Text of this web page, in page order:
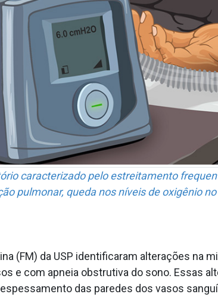
caracterizado pelo estreitamento
pulmonar, queda nos níveis de oxigênio
(FM) da USP identificaram alterações na
e com apneia obstrutiva do sono. Essas
das paredes dos vasos